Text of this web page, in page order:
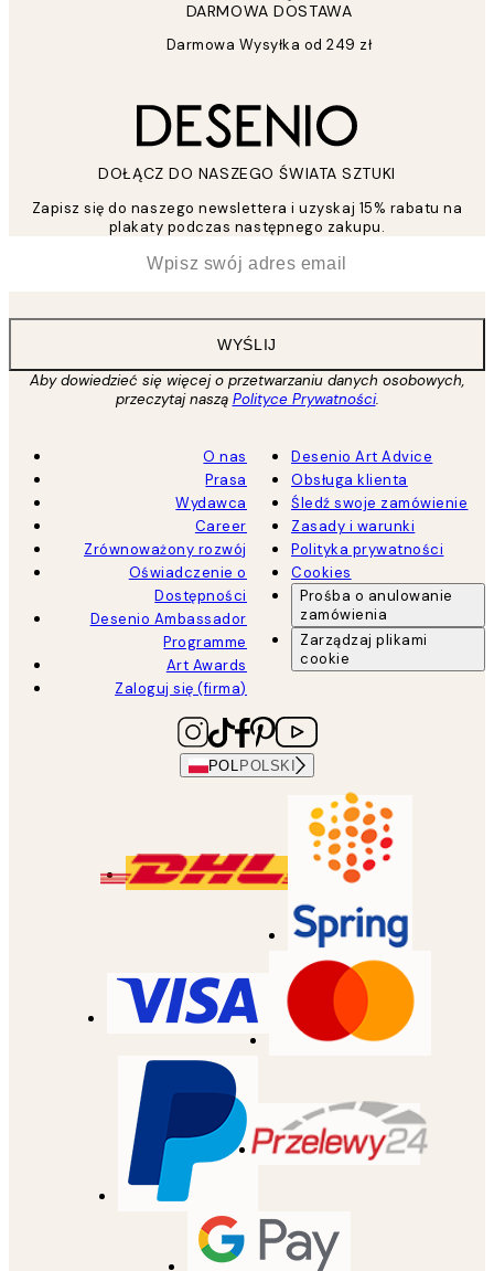
DARMOWA DOSTAWA
Darmowa Wysyłka od 249 zł
DOŁĄCZ DO NASZEGO ŚWIATA SZTUKI
Zapisz się do naszego newslettera i uzyskaj 15% rabatu na
plakaty podczas następnego zakupu.
WYŚLIJ
Aby dowiedzieć się więcej o przetwarzaniu danych osobowych,
przeczytaj naszą Polityce Prywatności.
O nas
Prasa
Wydawca
Career
Zrównoważony rozwój
Oświadczenie o
Dostępności
Desenio Ambassador
Programme
Art Awards
Zaloguj się (firma)
Desenio Art Advice
Obsługa klienta
Śledź swoje zamówienie
Zasady i warunki
Polityka prywatności
Cookies
Prośba o anulowanie
zamówienia
Zarządzaj plikami
cookie
POL POLSKI